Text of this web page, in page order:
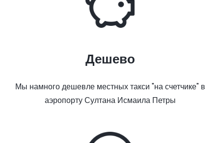
Дешево
Мы намного дешевле местных такси "на счетчике" в
аэропорту Султана Исмаила Петры